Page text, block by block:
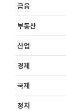
금융
부동산
산업
경제
국제
정치